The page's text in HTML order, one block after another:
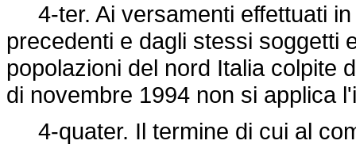
4-ter. Ai versamenti effettuati in
precedenti e dagli stessi soggetti
popolazioni del nord Italia colpite
di novembre 1994 non si applica
4-quater. Il termine di cui al